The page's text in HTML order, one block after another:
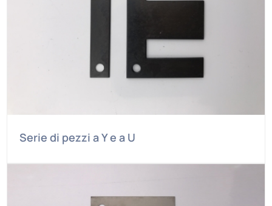
Serie di pezzi a Y e a U